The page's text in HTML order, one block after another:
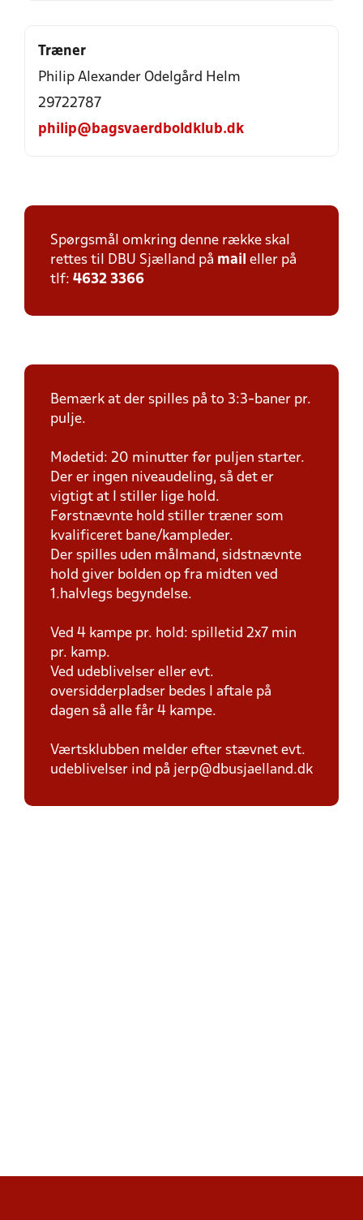
Træner
Philip Alexander Odelgård Helm
29722787
philip@bagsvaerdboldklub.dk
Spørgsmål omkring denne række skal
rettes til DBU Sjælland på mail eller på
tlf: 4632 3366
Bemærk at der spilles på to 3:3-baner pr.
pulje.
Mødetid: 20 minutter før puljen starter.
Der er ingen niveaudeling, så det er
vigtigt at I stiller lige hold.
Førstnævnte hold stiller træner som
kvalificeret bane/kampleder.
Der spilles uden målmand, sidstnævnte
hold giver bolden op fra midten ved
1.halvlegs begyndelse.
Ved 4 kampe pr. hold: spilletid 2x7 min
pr. kamp.
Ved udeblivelser eller evt.
oversidderpladser bedes I aftale på
dagen så alle får 4 kampe.
Værtsklubben melder efter stævnet evt.
udeblivelser ind på jerp@dbusjaelland.dk